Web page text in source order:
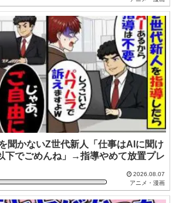
聞かないZ世代新人「仕事はAIに聞け
下でごめんね」→指導やめて放置プレ
2026.08.07
アニメ・漫画